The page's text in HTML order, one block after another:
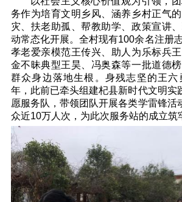
务作为培育文明乡风、涵养乡村正气
灾、扶老助孤、帮教助学、政策宣讲
动常态化开展。全村现有100余名注册
孝老爱亲模范王传兴、助人为乐标兵
金不昧典型王昊、冯奥森等一批道德
群众身边落地生根。身残志坚的王六
年，此前已牵头组建杞县新时代文明实
愿服务队，带领团队开展各类学雷锋活
众近10万人次，为此次服务站的成立筑